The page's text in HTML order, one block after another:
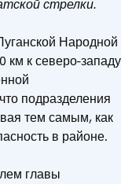
стрелки.
Народной
км к северо-западу
подразделения
тем самым, как
в районе.
главы